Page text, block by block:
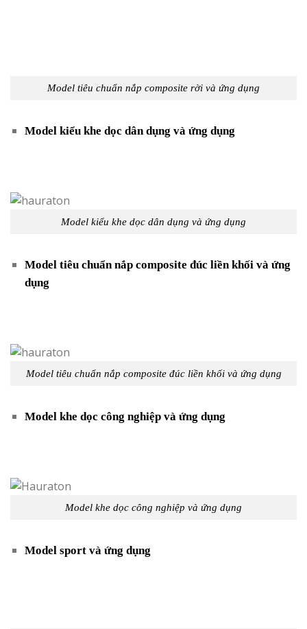
Model tiêu chuẩn nắp composite rời và ứng dụng
Model kiểu khe dọc dân dụng và ứng dụng
Model kiểu khe dọc dân dụng và ứng dụng
Model tiêu chuẩn nắp composite đúc liền khối và ứng
dụng
Model tiêu chuẩn nắp composite đúc liền khối và ứng dụng
Model khe dọc công nghiệp và ứng dụng
Model khe dọc công nghiệp và ứng dụng
Model sport và ứng dụng